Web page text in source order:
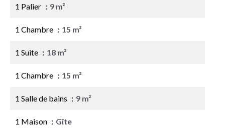
1 Palier 9 m²
1 Chambre 15 m²
1 Suite 18 m²
1 Chambre 15 m²
1 Salle de bains 9 m²
1 Maison Gîte